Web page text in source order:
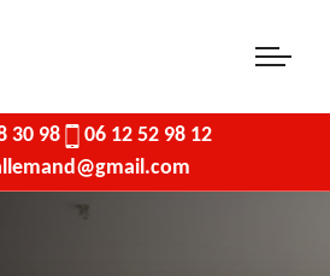
30 98
06 12 52 98 12